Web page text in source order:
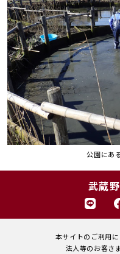
公園にあ
武蔵
本サイトのご利用
法人等のお客さ